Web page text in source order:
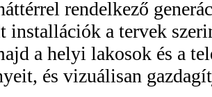
rendelkező
installációk a tervek
a helyi lakosok és a
és vizuálisan